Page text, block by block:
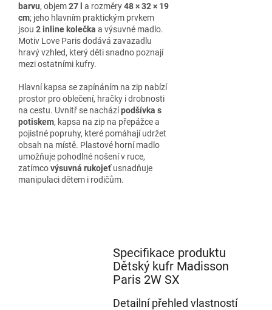
barvu, objem27 l a rozměry48 × 32 × 19
cm; jeho hlavním praktickým prvkem
jsou 2 inline kolečka a výsuvné madlo.
Motiv Love Paris dodává zavazadlu
hravý vzhled, který děti snadno poznají
mezi ostatními kufry.
Hlavní kapsa se zapínáním na zip nabízí
prostor pro oblečení, hračky i drobnosti
na cestu. Uvnitř se nacházípodšívka s
potiskem, kapsa na zip na přepážce a
pojistné popruhy, které pomáhají udržet
obsah na místě. Plastové horní madlo
umožňuje pohodlné nošení v ruce,
zatímcovýsuvná rukojeťusnadňuje
manipulaci dětem i rodičům.
Specifikace produktu
Dětský kufr Madisson
Paris 2W SX
Detailní přehled vlastností